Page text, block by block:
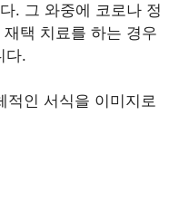
. 그 와중에 코로나 정
택 치료를 하는 경우
다.
적인 서식을 이미지로